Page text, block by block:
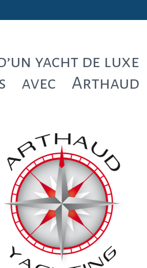
yacht de luxe
avec Arthaud